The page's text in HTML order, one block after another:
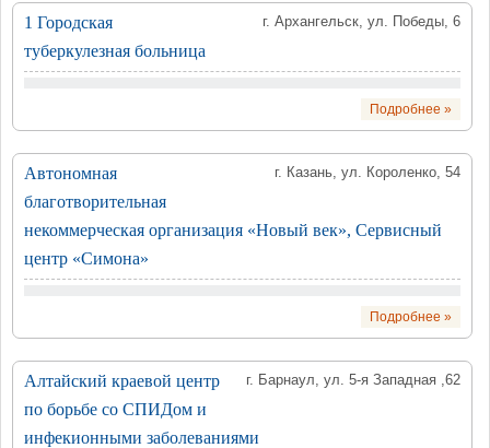
г. Архангельск, ул. Победы, 6
1 Городская
туберкулезная больница
Подробнее »
г. Казань, ул. Короленко, 54
Автономная
благотворительная
некоммерческая организация «Новый век», Сервисный
центр «Симона»
Подробнее »
г. Барнаул, ул. 5-я Западная ,62
Алтайский краевой центр
по борьбе со СПИДом и
инфекионными заболеваниями